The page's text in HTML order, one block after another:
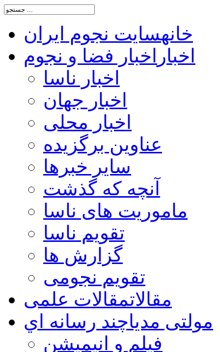
خانهسایت نجوم ایران
اخبار اخبار فضا و نجوم
اخبار ناسا
اخبار جهان
اخبار محلی
عناوین برگزیده
سایر خبرها
آنچه که گذشت
ماموریت های ناسا
تقویم ناسا
گزارش ها
تقویم نجومی
مقالاتمقالات علمی
مولتی مدیاچند رسانه اي
فیلم و انیمیشن